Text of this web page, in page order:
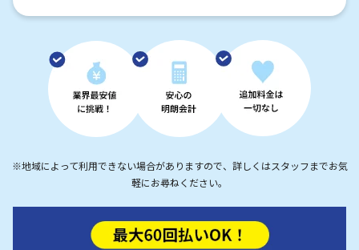
※地域によって利用できない場合がありますので、詳しくはスタッフまでお気
軽にお尋ねください。